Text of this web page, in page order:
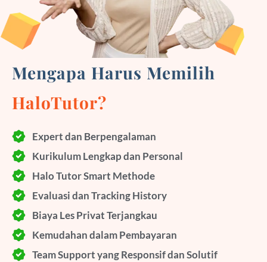
Mengapa Harus Memilih
HaloTutor?
Expert dan Berpengalaman
Kurikulum Lengkap dan Personal
Halo Tutor Smart Methode
Evaluasi dan Tracking History
Biaya Les Privat Terjangkau
Kemudahan dalam Pembayaran
Team Support yang Responsif dan Solutif